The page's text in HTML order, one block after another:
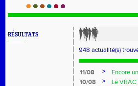
RÉSULTATS
948 actualité(s)
11/08 >
Encore
10/08
>
Le